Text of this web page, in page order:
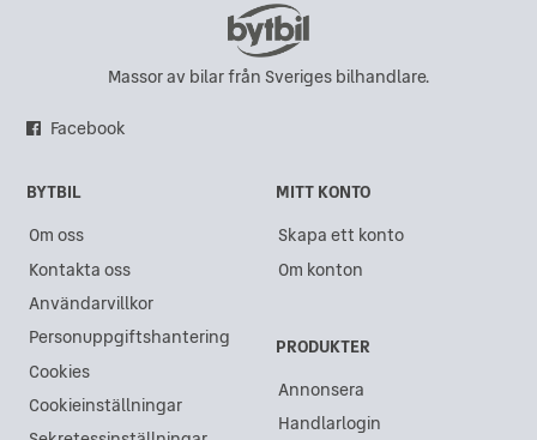
Massor av bilar från Sveriges bilhandlare.
Facebook
BYTBIL
Om oss
Kontakta oss
Användarvillkor
Personuppgiftshantering
Cookies
Cookieinställningar
MITT KONTO
Skapa ett konto
Om konton
PRODUKTER
Annonsera
Handlarlogin